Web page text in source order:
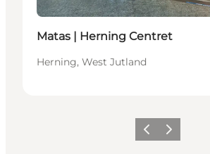
Matas | Herning Centret
Herning, West Jutland
PrécédentSuivant